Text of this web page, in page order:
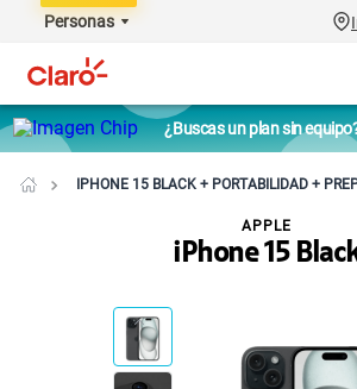
Personas
¿Buscas un plan sin
IPHONE 15 BLACK + PORTABILIDAD +
iPhone 15
APPLE